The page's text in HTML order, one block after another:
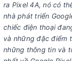
ra Pixel 4A, nó có
nhà phát triển
chiếc điện thoại
và những đặc điểm
những thông tin và